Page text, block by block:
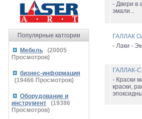
Популярные катгории
Мебель (20005
Просмотров)
бизнес-информация
(19466 Просмотров)
Оборудование и
инструмент
(19386
Просмотров)
- Двери в
эмали...
ГАЛЛАК
- Лаки -
ГАЛЛАК-
- Краски
краски,